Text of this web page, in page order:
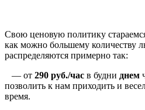
Свою ценовую политику
как можно большему количеству
распределяются примерно так:
— от 290 руб./час в будни днем
позволить к нам приходить и
время.